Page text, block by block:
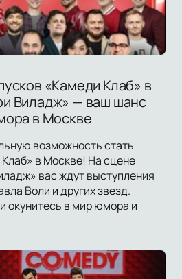
«Камеди Клаб» в
Виладж» — ваш шанс
в Москве
возможность стать
в Москве! На сцене
вас ждут выступления
Воли и других звезд.
окунитесь в мир юмора и